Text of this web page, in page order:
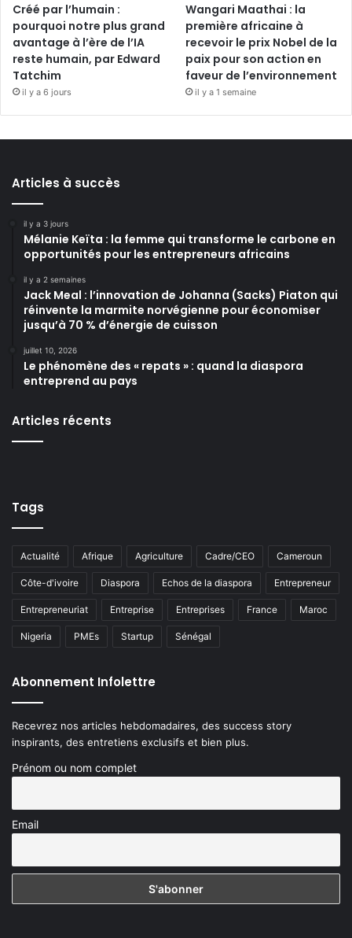
Créé par l’humain :
pourquoi notre plus grand
avantage à l’ère de l’IA
reste humain, par Edward
Tatchim
il y a 6 jours
Wangari Maathai : la
première africaine à
recevoir le prix Nobel de la
paix pour son action en
faveur de l’environnement
il y a 1 semaine
Articles à succès
il y a 3 jours
Mélanie Keïta : la femme qui transforme le carbone en
opportunités pour les entrepreneurs africains
il y a 2 semaines
Jack Meal : l’innovation de Johanna (Sacks) Piaton qui
réinvente la marmite norvégienne pour économiser
jusqu’à 70 % d’énergie de cuisson
juillet 10, 2026
Le phénomène des « repats » : quand la diaspora
entreprend au pays
Articles récents
Tags
Actualité Afrique Agriculture Cadre/CEO Cameroun
Côte-d'ivoire Diaspora Echos de la diaspora Entrepreneur
Entrepreneuriat Entreprise Entreprises France Maroc
Nigeria PMEs Startup Sénégal
Abonnement Infolettre
Recevrez nos articles hebdomadaires, des success story
inspirants, des entretiens exclusifs et bien plus.
Prénom ou nom complet
Email